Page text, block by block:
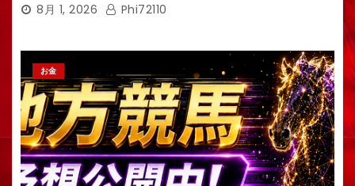
8月 1, 2026 Phi72110
お金